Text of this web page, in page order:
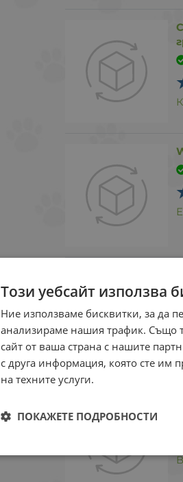
Този уебсайт използва
Ние използваме бисквитки, за да
анализираме нашия трафик. Също
сайт от ваша страна с нашите
с друга информация, която сте им
на техните услуги.
ПОКАЖЕТЕ ПОДРОБНОСТИ